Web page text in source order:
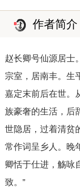
作者简介
赵长卿号仙源居士
宗室，居南丰。生
嘉定末前后在世。
族豪奢的生活，后
世隐居，过着清贫
常作词呈乡人。晚
卿恬于仕进，觞咏
致。”